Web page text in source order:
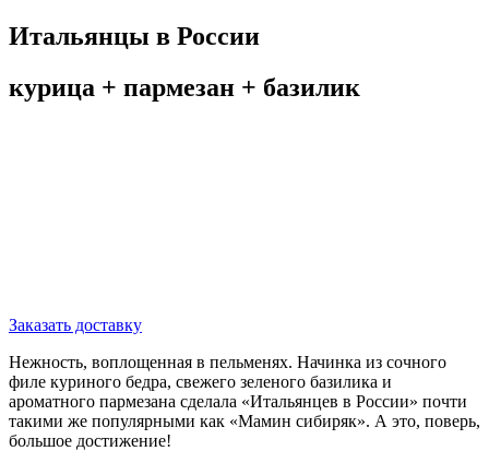
Итальянцы в России
курица + пармезан + базилик
Заказать доставку
Нежность, воплощенная в пельменях. Начинка из сочного
филе куриного бедра, свежего зеленого базилика и
ароматного пармезана сделала «Итальянцев в России» почти
такими же популярными как «Мамин сибиряк». А это, поверь,
большое достижение!